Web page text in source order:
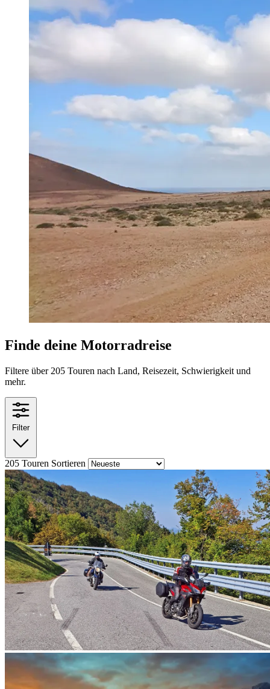
Finde deine Motorradreise
Filtere über 205 Touren nach Land, Reisezeit, Schwierigkeit und
mehr.
Filter
205 Touren Sortieren